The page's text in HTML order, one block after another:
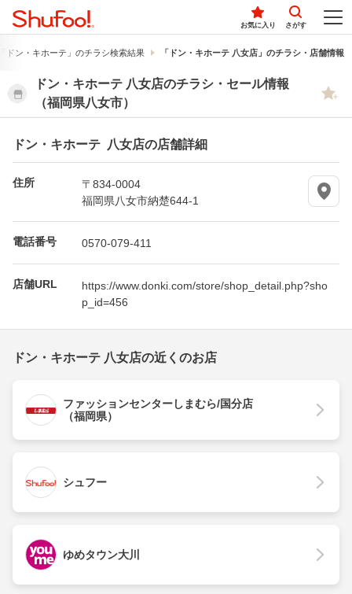
お気に入り さがす
ドン・キホーテ」のチラシ検索結果 「ドン・キホーテ 八女店」のチラシ・店舗情報
ドン・キホーテ 八女店のチラシ・セール情報
（福岡県八女市）
ドン・キホーテ 八女店の店舗詳細
住所
〒834-0004
福岡県八女市納楚644-1
電話番号 0570-079-411
店舗URL
https://www.donki.com/store/shop_detail.php?sho
p_id=456
ドン・キホーテ 八女店の近くのお店
ファッションセンターしまむら/国分店
（福岡県）
シュフー
ゆめタウン大川